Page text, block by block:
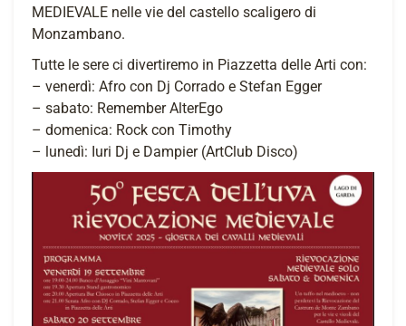
MEDIEVALE nelle vie del castello scaligero di
Monzambano.
Tutte le sere ci divertiremo in Piazzetta delle Arti con:
– venerdì: Afro con Dj Corrado e Stefan Egger
– sabato: Remember AlterEgo
– domenica: Rock con Timothy
– lunedì: Iuri Dj e Dampier (ArtClub Disco)